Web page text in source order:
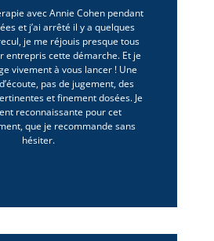
avec Annie Cohen pendant
et j’ai arrêté il y a quelques
je me réjouis presque tous
entrepris cette démarche. Et je
vivement à vous lancer ! Une
pas de jugement, des
et finement dosées. Je
reconnaissante pour cet
que je recommande sans
hésiter.